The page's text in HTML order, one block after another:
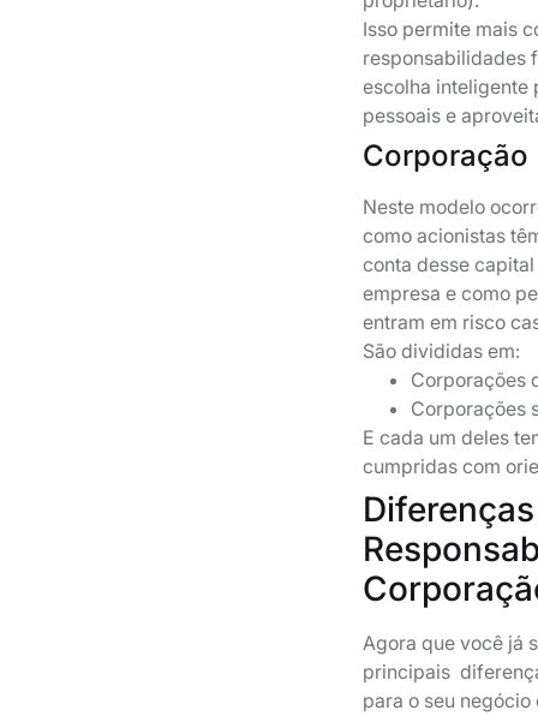
Isso permite mais
responsabilidades
escolha inteligente
pessoais e
Corporação
Neste modelo
como acionistas
conta desse
empresa e como
entram em risco
São divididas em:
Corporações
Corporações
E cada um deles
cumpridas com
Agora que você já
principais
para o seu